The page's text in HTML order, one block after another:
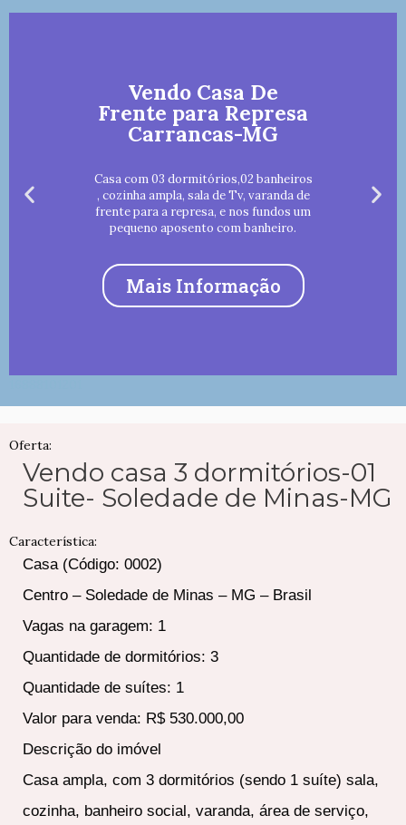
Vendo Casa De
Frente para Represa
Carrancas-MG
Casa com 03 dormitórios,02 banheiros
, cozinha ampla, sala de Tv, varanda de
frente para a represa, e nos fundos um
pequeno aposento com banheiro.
Mais Informação
Oferta:
Vendo casa 3 dormitórios-01
Suite- Soledade de Minas-MG
Característica:
Casa (Código: 0002)
Centro – Soledade de Minas – MG – Brasil
Vagas na garagem: 1
Quantidade de dormitórios: 3
Quantidade de suítes: 1
Valor para venda: R$ 530.000,00
Descrição do imóvel
Casa ampla, com 3 dormitórios (sendo 1 suíte) sala,
cozinha, banheiro social, varanda, área de serviço,